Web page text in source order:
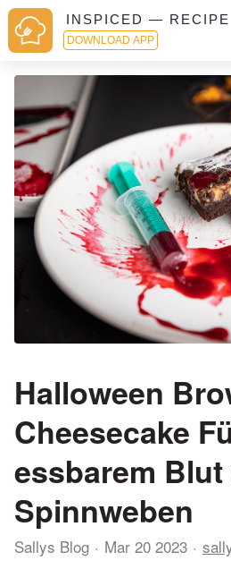
INSPICED — RECIPE
DOWNLOAD APP
Halloween
Cheesecake
essbarem
Spinnweben
Sallys Blog Mar 20 2023